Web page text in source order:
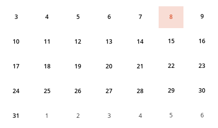
correspondiente
3 4 5 6 7 8 9
10 11 12 13 14 15 16
17 18 19 20 21 22 23
24 25 26 27 28 29 30
31 1 2 3 4 5 6